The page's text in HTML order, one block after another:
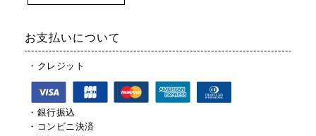
お支払いについて
・クレジット
・銀行振込
・コンビニ決済